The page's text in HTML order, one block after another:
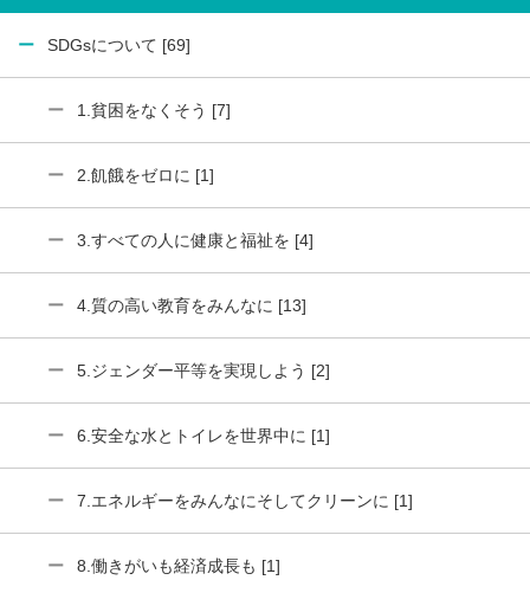
SDGsについて [69]
1.貧困をなくそう [7]
2.飢餓をゼロに [1]
3.すべての人に健康と福祉を [4]
4.質の高い教育をみんなに [13]
5.ジェンダー平等を実現しよう [2]
6.安全な水とトイレを世界中に [1]
7.エネルギーをみんなにそしてクリーンに [1]
8.働きがいも経済成長も [1]